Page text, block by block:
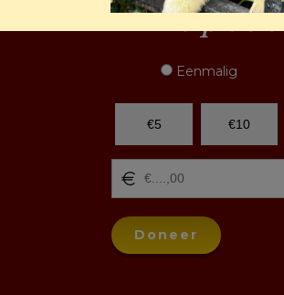
Help de
Eenmalig
€5 €10
Doneer